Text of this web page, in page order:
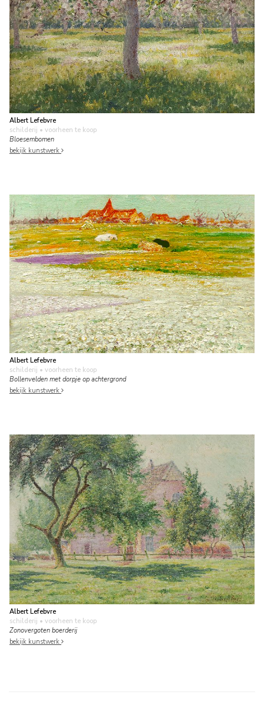
Albert Lefebvre
schilderij • voorheen te koop
Bloesembomen
bekijk kunstwerk
Albert Lefebvre
schilderij • voorheen te koop
Bollenvelden met dorpje op achtergrond
bekijk kunstwerk
Albert Lefebvre
schilderij • voorheen te koop
Zonovergoten boerderij
bekijk kunstwerk